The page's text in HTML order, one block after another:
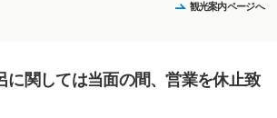
観光案内ページへ
に関しては当面の間、営業を休止致